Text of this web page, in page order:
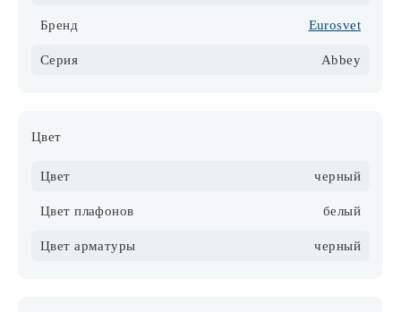
Бренд Eurosvet
Серия Abbey
Цвет
Цвет черный
Цвет плафонов белый
Цвет арматуры черный